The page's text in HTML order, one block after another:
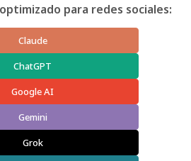
para redes sociales:
Claude
ChatGPT
Google AI
Gemini
Grok